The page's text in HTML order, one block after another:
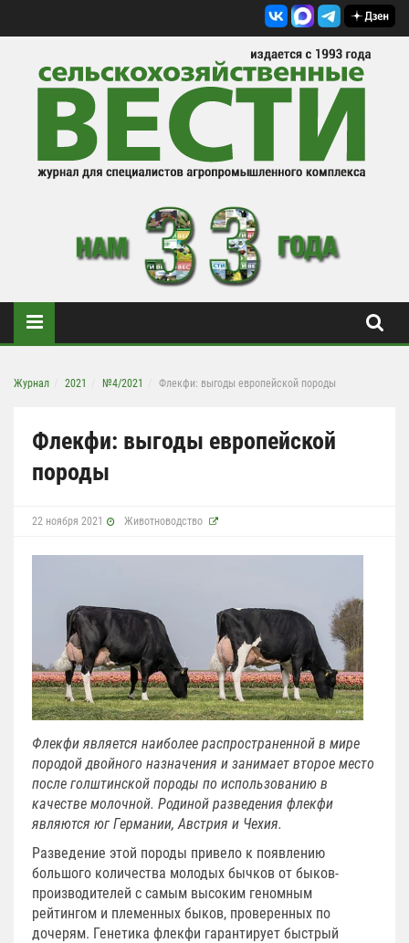
Журнал 2021 №4/2021 Флекфи: выгоды европейской породы
Флекфи: выгоды европейской
породы
22 ноября 2021 Животноводство
Флекфи является наиболее распространенной в мире
породой двойного назначения и занимает второе место
после голштинской породы по использованию в
качестве молочной. Родиной разведения флекфи
являются юг Германии, Австрия и Чехия.
Разведение этой породы привело к появлению
большого количества молодых бычков от быков-
производителей с самым высоким геномным
рейтингом и племенных быков, проверенных по
дочерям. Генетика флекфи гарантирует быстрый